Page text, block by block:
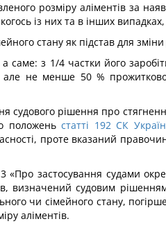
розміру аліментів за
із них та в інших
стану як підстав для
з 1/4 частки його
не менше 50 %
рішення про
положень статті 192 СК
проте вказаний
застосування судами
визначений судовим
чи сімейного стану,
аліментів.